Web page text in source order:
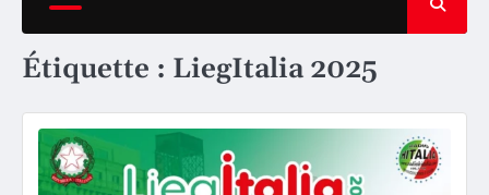
Étiquette : LiegItalia 2025